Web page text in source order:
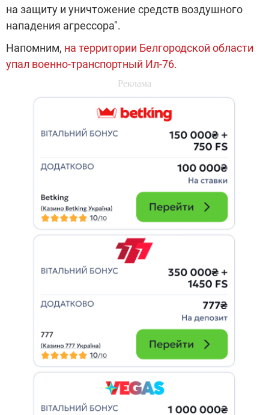
на защиту и уничтожение средств воздушного
нападения агрессора".
Напомним, на территории Белгородской области
упал военно-транспортный Ил-76.